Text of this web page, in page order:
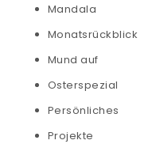
Mandala
Monatsrückblick
Mund auf
Osterspezial
Persönliches
Projekte